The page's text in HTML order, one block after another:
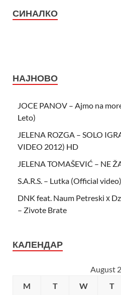
СИНАЛКО
НАЈНОВО
JOCE PANOV – Ajmo na
Leto)
JELENA ROZGA – SOLO
VIDEO 2012) HD
JELENA TOMAŠEVIĆ – NE
S.A.R.S. – Lutka (Official video)
DNK feat. Naum Petreski х
– Zivote Brate
КАЛЕНДАР
August
M
T W T